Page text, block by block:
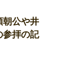
朝公や井
参拝の記